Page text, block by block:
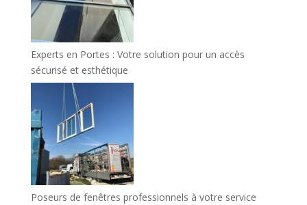
Experts en Portes : Votre solution pour un accès
sécurisé et esthétique
Poseurs de fenêtres professionnels à votre service